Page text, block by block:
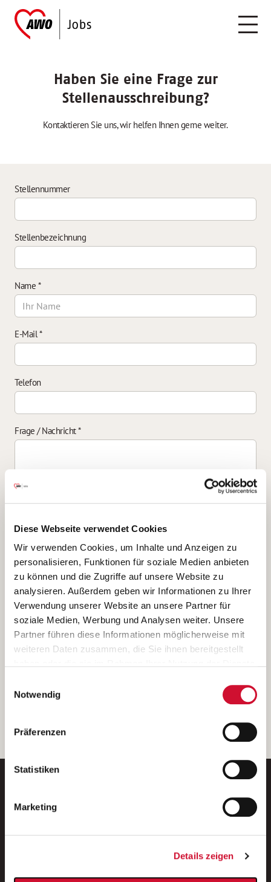
Diese Webseite verwendet Cookies
Wir verwenden Cookies, um Inhalte und Anzeigen zu
personalisieren, Funktionen für soziale Medien anbieten
zu können und die Zugriffe auf unsere Website zu
analysieren. Außerdem geben wir Informationen zu Ihrer
Verwendung unserer Website an unsere Partner für
soziale Medien, Werbung und Analysen weiter. Unsere
Partner führen diese Informationen möglicherweise mit
weiteren Daten zusammen, die Sie ihnen bereitgestellt
Wenn Sie auf „Cookies zulassen“ klicken, so stimmen
Sie der Speicherung sämtlicher Cookies zu. Sie können
Ihre Einwilligung selbstverständlich jederzeit widerrufen,
indem Sie die Cookie-Einstellungen aufrufen und diese
unserer
Notwendig
Präferenzen
Statistiken
Marketing
Details zeigen
Haben Sie eine Frage zur
Stellenausschreibung?
Kontaktieren Sie uns, wir helfen Ihnen gerne weiter.
Stellennummer
Stellenbezeichnung
Name *
E-Mail*
Telefon
Frage / Nachricht*
Ich bin damit einverstanden, dass meine personenbezogenen Daten
ausschließlich zum Zweck der Durchführung der Kontaktanfrage
verarbeitet, auf IT- Systemen der Garitz Bewirtschaftungsbetriebe
GmbH, Heinrich-von-Kleist-Straße 2, 97688 Bad Kissingen
(Betreiber) gespeichert und an die für das Stellenangebot
verantwortliche Stelle zur Kontaktaufnahme weitergegeben
werden.
Diese Einwilligungserklärung kann ich jederzeit gegenüber dem
Weitere Details können Sie der
entnehmen.